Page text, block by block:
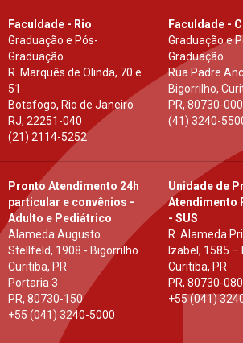
Faculdade - Rio
Graduação e Pós-
Graduação
R. Marquês de Olinda, 70 e
51
Botafogo, Rio de Janeiro
RJ,22251-040
(21) 2114-5252
Faculdade -
Graduação e
Graduação
Rua Padre
Bigorrilho,
PR, 80730-000
(41) 3240-
Pronto Atendimento 24h
particular e convênios -
Adulto e Pediátrico
Alameda Augusto
Stellfeld, 1908 - Bigorrilho
Curitiba, PR
Portaria 3
PR,80730-150
+55 (041) 3240-5000
Unidade de
Atendimento
- SUS
R. Alameda
Izabel, 1585 –
Curitiba, PR
PR, 80730-080
+55 (041)